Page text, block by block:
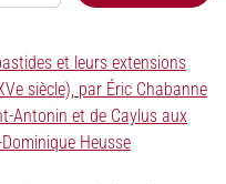
et leurs extensions
siècle), par Éric Chabanne
Antonin et de Caylus aux
Heusse